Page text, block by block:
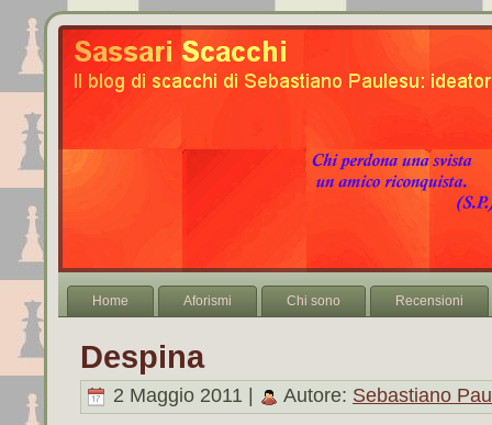
Home Aforismi Chi sono Recensioni
Despina
2 Maggio 2011 | Autore: Sebastiano